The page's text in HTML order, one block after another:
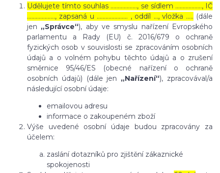
Udělujete tímto souhlas ……………..., se sídlem ………………, IČ
………………., zapsaná u ………………… , oddíl …, vložka ….. (dále
jen „Správce“), aby ve smyslu nařízení Evropského
parlamentu a Rady (EU) č. 2016/679 o ochraně
fyzických osob v souvislosti se zpracováním osobních
údajů a o volném pohybu těchto údajů a o zrušení
směrnice 95/46/ES (obecné nařízení o ochraně
osobních údajů) (dále jen „Nařízení“), zpracovával/a
následující osobní údaje:
emailovou adresu
informace o zakoupeném zboží
Výše uvedené osobní údaje budou zpracovány za
účelem:
zaslání dotazníků pro zjištění zákaznické
spokojenosti